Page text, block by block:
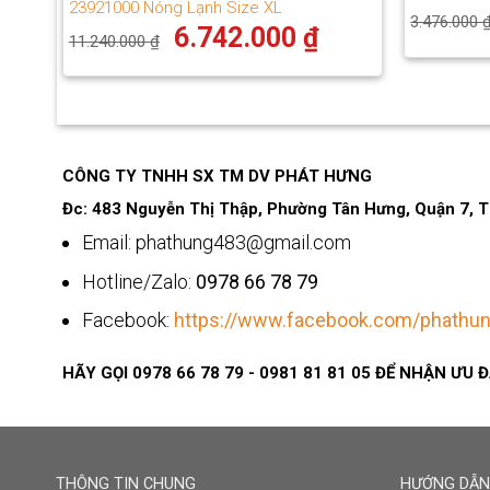
23921000 Nóng Lạnh Size XL
11.240.000₫
Giá
gốc
11.240.000 ₫.
6.742.000₫Giá
là:
3.476.000
CÔNG TY TNHH SX TM DV PHÁT HƯNG
Đc: 483 Nguyễn Thị Thập, Phường Tân Hưng, Quận 7,
Email: phathung483@gmail.com
Hotline/Zalo: 0978 66 78 79
Facebook: https://www.facebook.com/
HÃY GỌI 0978 66 78 79 - 0981 81 81 05 ĐỂ NHẬN ƯU
THÔNG TIN CHUNG HƯỚNG